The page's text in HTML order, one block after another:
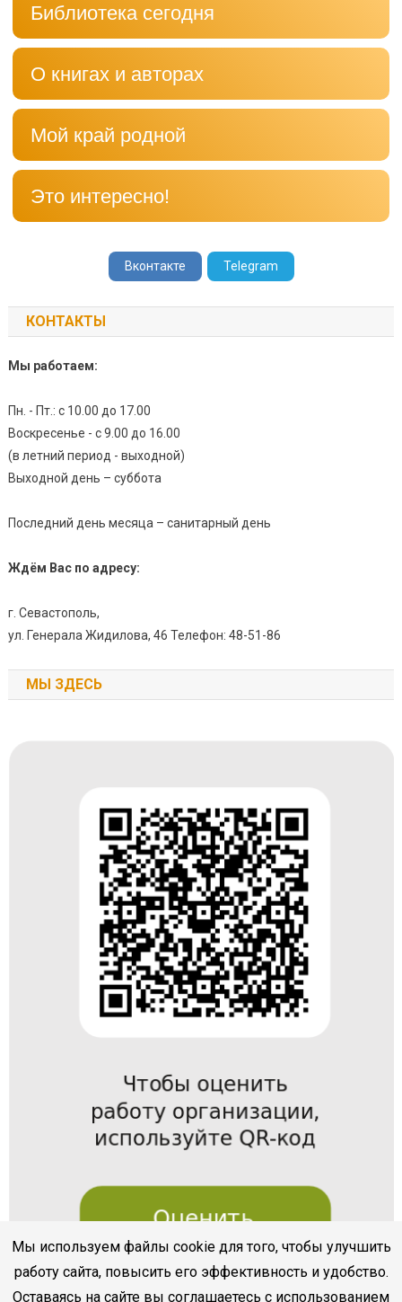
Библиотека сегодня
О книгах и авторах
Мой край родной
Это интересно!
Вконтакте Telegram
КОНТАКТЫ
Мы работаем:
Пн. - Пт.: с 10.00 до 17.00
Воскресенье - с 9.00 до 16.00
(в летний период - выходной)
Выходной день – суббота
Последний день месяца – санитарный день
Ждём Вас по адресу:
г. Севастополь,
ул. Генерала Жидилова, 46 Телефон: 48-51-86
МЫ ЗДЕСЬ
Мы используем файлы cookie для того, чтобы улучшить
работу сайта, повысить его эффективность и удобство.
Оставаясь на сайте вы соглашаетесь с использованием